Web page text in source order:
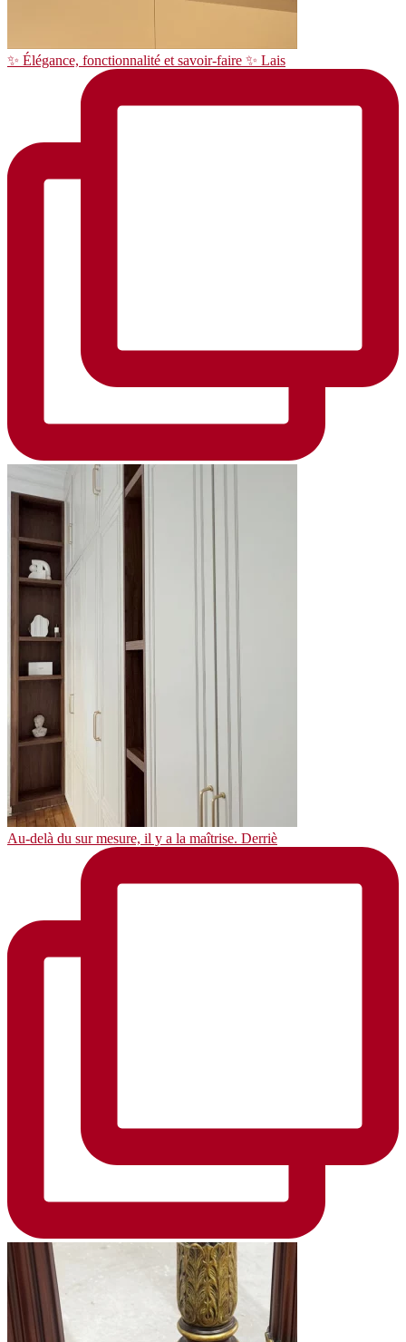
✨ Élégance, fonctionnalité et savoir-faire ✨ Lais
Au-delà du sur mesure, il y a la maîtrise. Derriè